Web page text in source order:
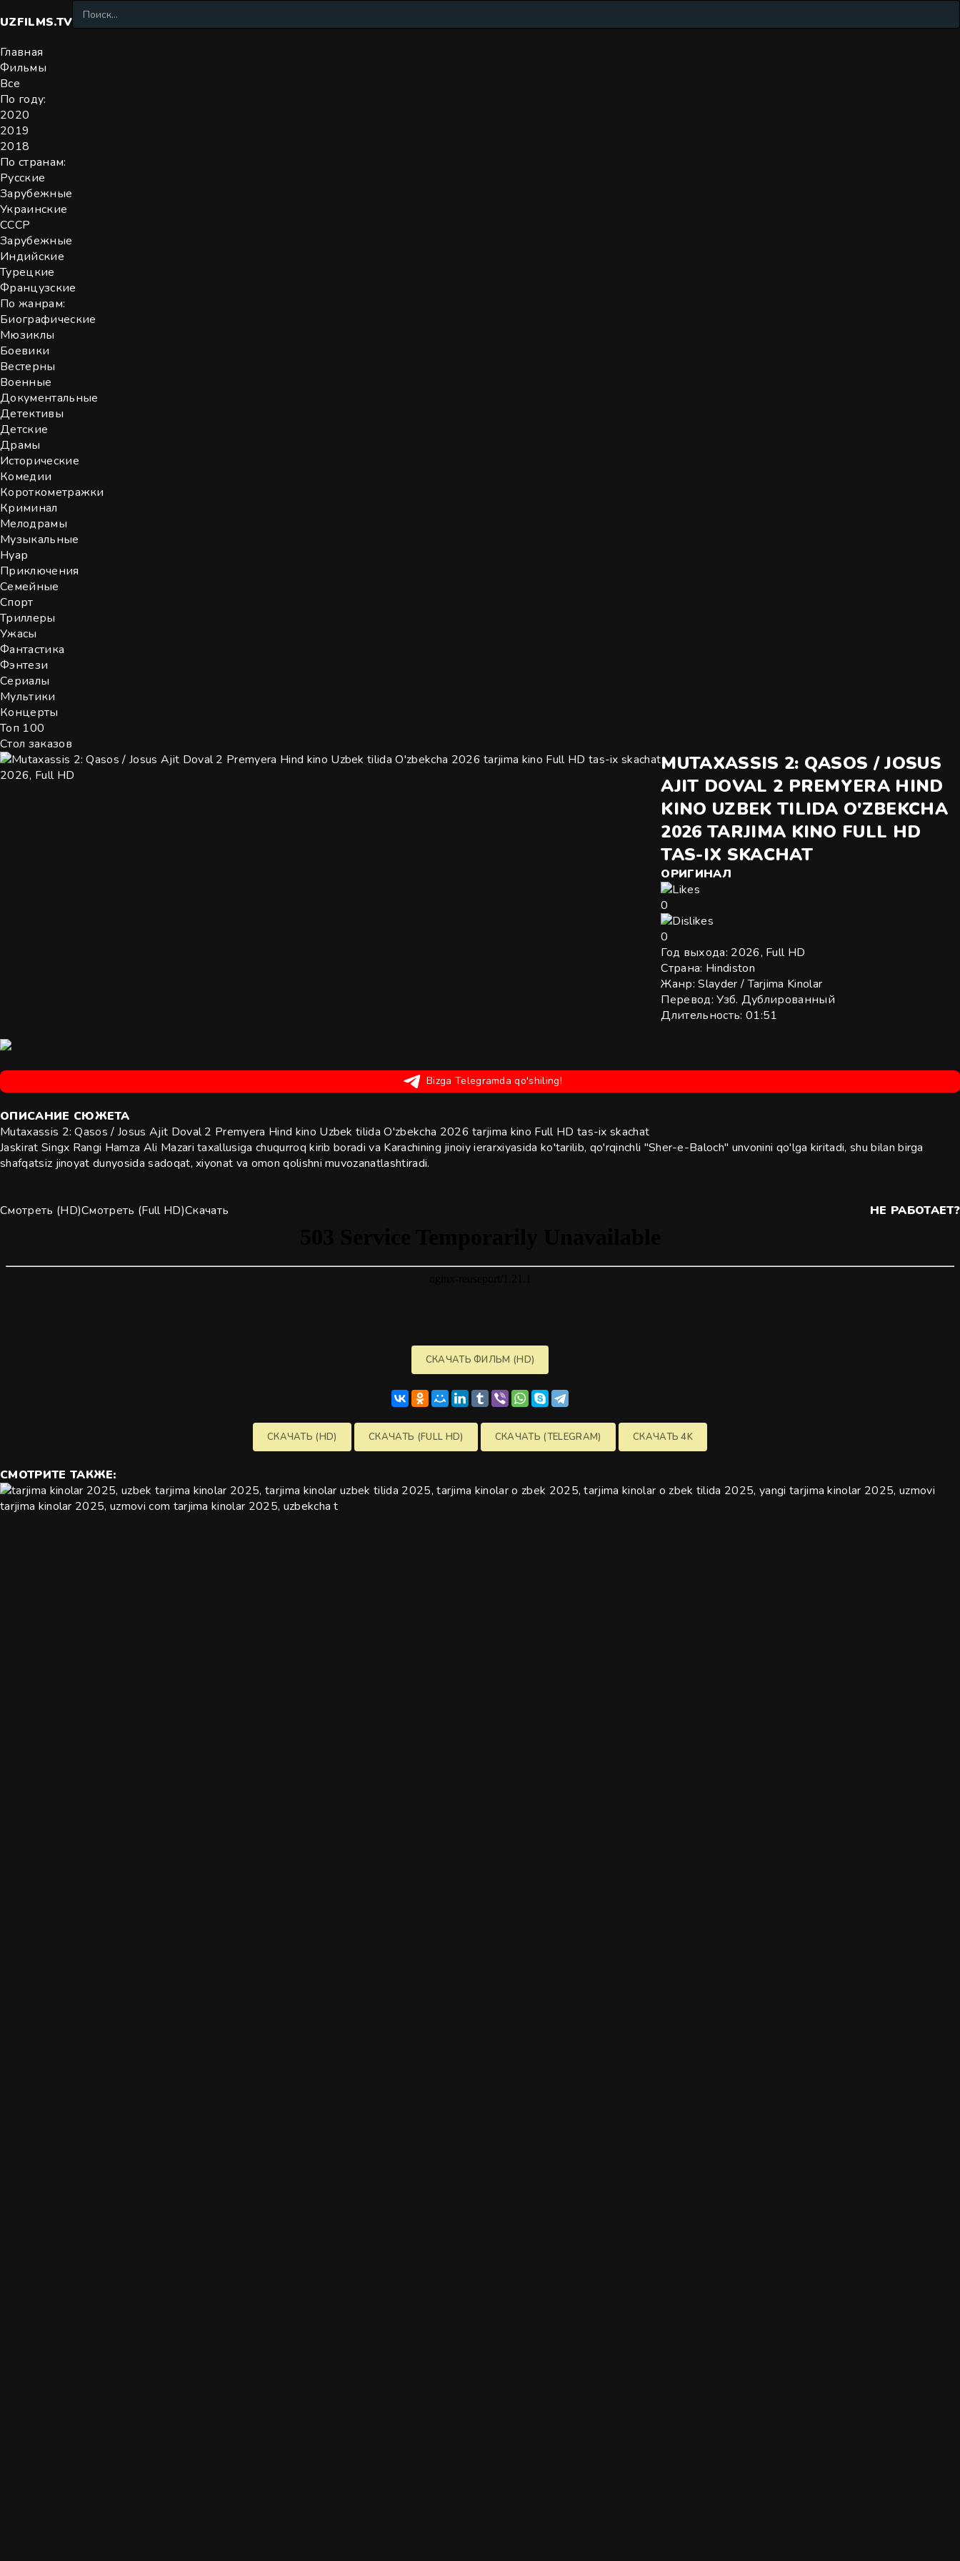
UZFILMS.TV
Главная
Фильмы
Все
По году:
2020
2019
2018
По странам:
Русские
Зарубежные
Украинские
СССР
Зарубежные
Индийские
Турецкие
Французские
По жанрам:
Биографические
Мюзиклы
Боевики
Вестерны
Военные
Документальные
Детективы
Детские
Драмы
Исторические
Комедии
Короткометражки
Криминал
Мелодрамы
Музыкальные
Нуар
Приключения
Семейные
Спорт
Триллеры
Ужасы
Фантастика
Фэнтези
Сериалы
Мультики
Концерты
Топ 100
Стол заказов
2026, Full HD
MUTAXASSIS 2: QASOS / JOSUS
AJIT DOVAL 2 PREMYERA HIND
KINO UZBEK TILIDA O'ZBEKCHA
2026 TARJIMA KINO FULL HD
TAS-IX SKACHAT
ОРИГИНАЛ
0
0
Год выхода: 2026, Full HD
Страна: Hindiston
Жанр: Slayder/Tarjima Kinolar
Перевод: Узб. Дублированный
Длительность: 01:51
Bizga Telegramda qo'shiling!
ОПИСАНИЕ СЮЖЕТА
Mutaxassis 2: Qasos / Josus Ajit Doval 2 Premyera Hind kino Uzbek tilida O'zbekcha 2026 tarjima kino Full HD tas-ix skachat
Jaskirat Singx Rangi Hamza Ali Mazari taxallusiga chuqurroq kirib boradi va Karachining jinoiy ierarxiyasida ko'tarilib, qo'rqinchli "Sher-e-Baloch" unvonini qo'lga kiritadi, shu bilan birga
shafqatsiz jinoyat dunyosida sadoqat, xiyonat va omon qolishni muvozanatlashtiradi.
Смотреть (HD)Смотреть (Full HD)Скачать НЕ РАБОТАЕТ?
СКАЧАТЬ ФИЛЬМ (HD)
СКАЧАТЬ (HD) СКАЧАТЬ (FULL HD) СКАЧАТЬ (TELEGRAM) СКАЧАТЬ 4K
СМОТРИТЕ ТАКЖЕ: